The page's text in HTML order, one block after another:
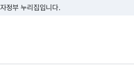
정부 누리집입니다.